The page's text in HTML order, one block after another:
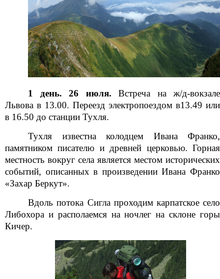
1 день. 26 июля. Встреча на ж/д-вокзале
Львова в 13.00. Переезд электропоездом в13.49 или
в 16.50 до станции Тухля.
Тухля известна колодцем Ивана Франко,
памятником писателю и древней церковью. Горная
местность вокруг села является местом исторических
событий, описанных в произведении Ивана Франко
«Захар Беркут».
Вдоль потока Сигла проходим карпатское село
Либохора и располаемся на ночлег на склоне горы
Кичер.